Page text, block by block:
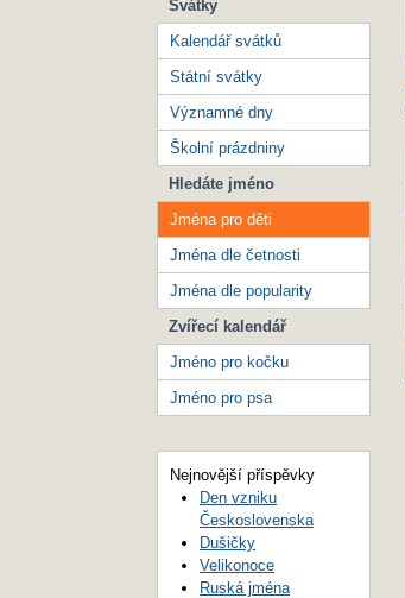
Svátky
Kalendář svátků
Státní svátky
Významné dny
Školní prázdniny
Hledáte jméno
Jména pro děti
Jména dle četnosti
Jména dle popularity
Zvířecí kalendář
Jméno pro kočku
Jméno pro psa
Nejnovější příspěvky
Den vzniku
Československa
Dušičky
Velikonoce
Ruská jména